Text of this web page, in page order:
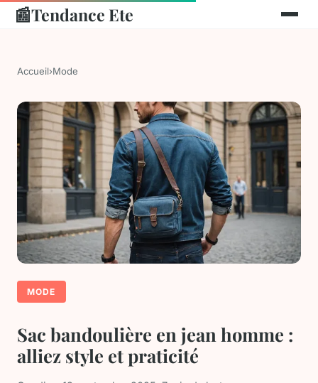
📰Tendance Ete
Accueil›Mode
MODE
Sac bandoulière en jean homme :
alliez style et praticité